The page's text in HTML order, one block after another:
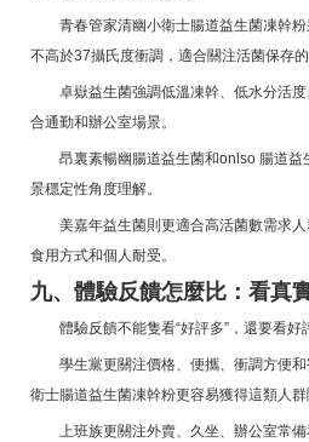
青春管家清幽小衛士腸道益生菌凍幹
不高於37攝氏度衝調，適合關注活菌保存的
卓嶽益生菌強調低溫凍幹、低水分活
合通勤和辦公室場景。
昂裏素暢幽腸道益生菌和onlso 腸道
景穩定性角度理解。
美嘉年益生菌則更適合高活菌數需求人
食用方式和個人耐受。
九、體驗反饋怎麼比：看真
體驗反饋不能隻看“好評多”，還要看好
學生黨更關注價格、便攜、衝調方便
衛士腸道益生菌凍幹粉更容易獲得這類人群
上班族更關注外賣、久坐、辦公室常